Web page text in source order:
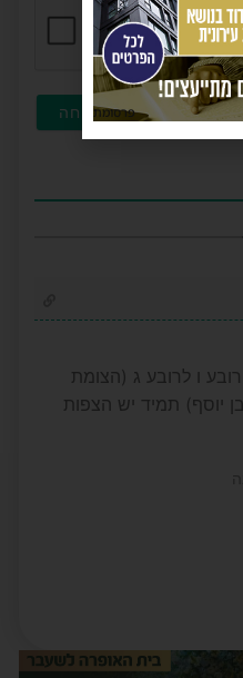
ו לרובע ג (הצומת
יוסף) תמיד יש הצפות
פרסומת